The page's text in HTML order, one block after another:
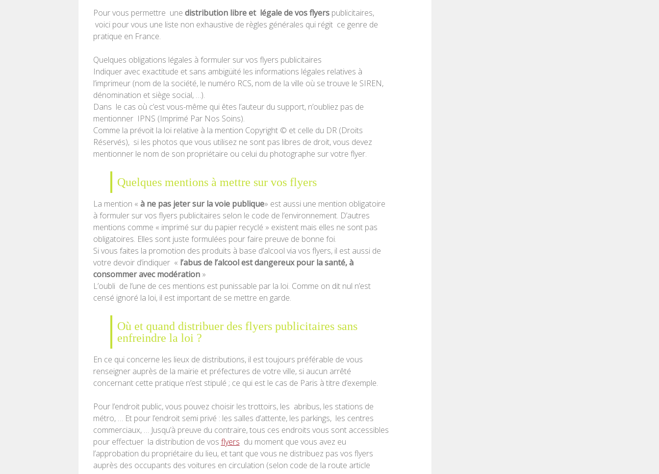
Pour vous permettre une distribution libre et légale de vos flyerspublicitaires,
voici pour vous une liste non exhaustive de règles générales qui régit ce genre de
pratique en France.
Quelques obligations légales à formuler sur vos flyers publicitaires
Indiquer avec exactitude et sans ambigüité les informations légales relatives à
l’imprimeur (nom de la société, le numéro RCS, nom de la ville où se trouve le SIREN,
dénomination et siège social, …).
Dans le cas où c’est vous-même qui êtes l’auteur du support, n’oubliez pas de
mentionner IPNS (Imprimé Par Nos Soins).
Comme la prévoit la loi relative à la mention Copyright © et celle du DR (Droits
Réservés), si les photos que vous utilisez ne sont pas libres de droit, vous devez
mentionner le nom de son propriétaire ou celui du photographe sur votre flyer.
Quelques mentions à mettre sur vos flyers
La mention « à ne pas jeter sur la voie publique» est aussi une mention obligatoire
à formuler sur vos flyers publicitaires selon le code de l’environnement. D’autres
mentions comme « imprimé sur du papier recyclé » existent mais elles ne sont pas
obligatoires. Elles sont juste formulées pour faire preuve de bonne foi.
Si vous faites la promotion des produits à base d’alcool via vos flyers, il est aussi de
votre devoir d’indiquer « l’abus de l’alcool est dangereux pour la santé, à
consommer avec modération»
L’oubli de l’une de ces mentions est punissable par la loi. Comme on dit nul n’est
censé ignoré la loi, il est important de se mettre en garde.
Où et quand distribuer des flyers publicitaires sans
enfreindre la loi ?
En ce qui concerne les lieux de distributions, il est toujours préférable de vous
renseigner auprès de la mairie et préfectures de votre ville, si aucun arrêté
concernant cette pratique n’est stipulé ; ce qui est le cas de Paris à titre d’exemple.
Pour l’endroit public, vous pouvez choisir les trottoirs, les abribus, les stations de
métro, … Et pour l’endroit semi privé : les salles d’attente, les parkings, les centres
commerciaux, … Jusqu’à preuve du contraire, tous ces endroits vous sont accessibles
pour effectuer la distribution de vos flyers du moment que vous avez eu
l’approbation du propriétaire du lieu, et tant que vous ne distribuez pas vos flyers
auprès des occupants des voitures en circulation (selon code de la route article